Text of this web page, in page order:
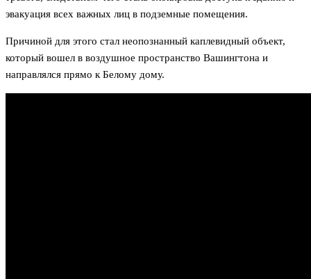
эвакуация всех важных лиц в подземные помещения.
Причиной для этого стал неопознанный каплевидный объект,
который вошел в воздушное пространство Вашингтона и
направлялся прямо к Белому дому.